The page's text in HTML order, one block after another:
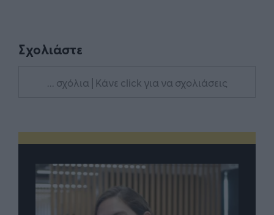
Σχολιάστε
... σχόλια | Κάνε click για να σχολιάσεις